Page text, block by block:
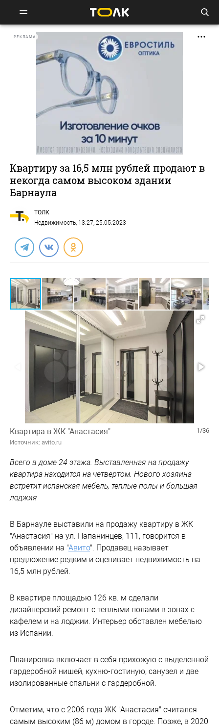
РЕКЛАМА
Квартиру за 16,5 млн рублей продают в
некогда самом высоком здании
Барнаула
ТОЛК
Недвижимость, 13:27, 25.05.2023
1/36
Квартира в ЖК "Анастасия"
Источник: avito.ru
Всего в доме 24 этажа. Выставленная на продажу
квартира находится на четвертом. Нового хозяина
встретит испанская мебель, теплые полы и большая
лоджия
В Барнауле выставили на продажу квартиру в ЖК
"Анастасия" на ул. Папанинцев, 111, говорится в
объявлении на "Авито". Продавец называет
предложение редким и оценивает недвижимость на
16,5 млн рублей.
В квартире площадью 126 кв. м сделали
дизайнерский ремонт с теплыми полами в зонах с
кафелем и на лоджии. Интерьер обставлен мебелью
из Испании.
Планировка включает в себя прихожую с выделенной
гардеробной нишей, кухню-гостиную, санузел и две
изолированные спальни с гардеробной.
Отметим, что с 2006 года ЖК "Анастасия" считался
самым высоким (86 м) домом в городе. Позже, в 2020